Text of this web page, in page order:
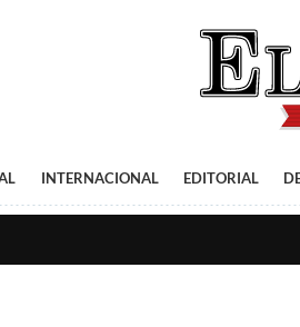
INTERNACIONAL EDITORIAL